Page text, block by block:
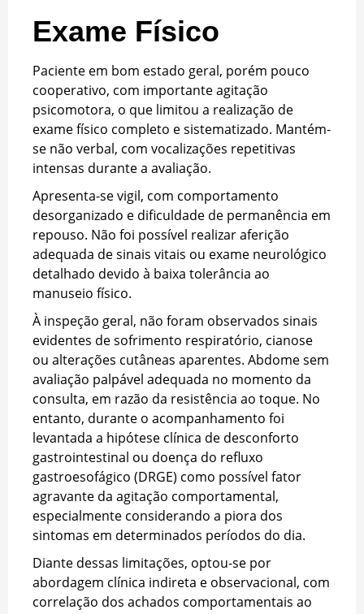
Exame Físico
Paciente em bom estado geral, porém pouco
cooperativo, com importante agitação
psicomotora, o que limitou a realização de
exame físico completo e sistematizado. Mantém-
se não verbal, com vocalizações repetitivas
intensas durante a avaliação.
Apresenta-se vigil, com comportamento
desorganizado e dificuldade de permanência em
repouso. Não foi possível realizar aferição
adequada de sinais vitais ou exame neurológico
detalhado devido à baixa tolerância ao
manuseio físico.
À inspeção geral, não foram observados sinais
evidentes de sofrimento respiratório, cianose
ou alterações cutâneas aparentes. Abdome sem
avaliação palpável adequada no momento da
consulta, em razão da resistência ao toque. No
entanto, durante o acompanhamento foi
levantada a hipótese clínica de desconforto
gastrointestinal ou doença do refluxo
gastroesofágico (DRGE) como possível fator
agravante da agitação comportamental,
especialmente considerando a piora dos
sintomas em determinados períodos do dia.
Diante dessas limitações, optou-se por
abordagem clínica indireta e observacional, com
correlação dos achados comportamentais ao